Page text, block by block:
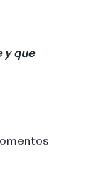
y que